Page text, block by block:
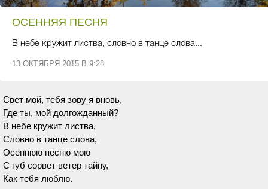
ОСЕННЯЯ ПЕСНЯ
В небе кружит листва, словно в танце слова...
13 ОКТЯБРЯ 2015 В 9:28
Свет мой, тебя зову я вновь,
Где ты, мой долгожданный?
В небе кружит листва,
Словно в танце слова,
Осеннюю песню мою
С губ сорвет ветер тайну,
Как тебя люблю.